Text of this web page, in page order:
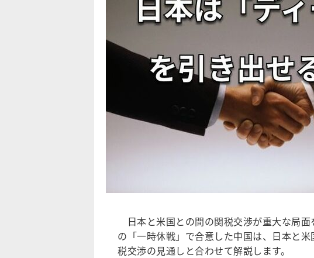
日本と米国との間の関税交渉が重大な局
の「一時休戦」で合意した中国は、日本と
税交渉の見通しと合わせて解説します。